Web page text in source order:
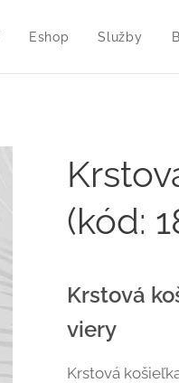
Eshop Služby
(kód:
Krstová
viery
Krstová